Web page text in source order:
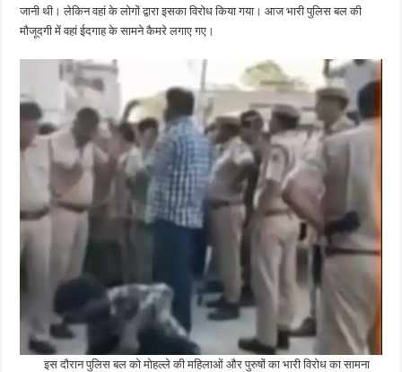
जानी थी। लेकिन वहां के लोगों द्वारा इसका विरोध किया गया। आज भारी पुलिस बल की
मौजूदगी में वहां ईदगाह के सामने कैमरे लगाए गए।
इस दौरान पुलिस बल को मोहल्ले की महिलाओं और पुरुषों का भारी विरोध का सामना